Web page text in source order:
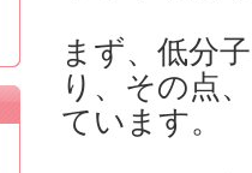
まず、低分
り、その点
ています。